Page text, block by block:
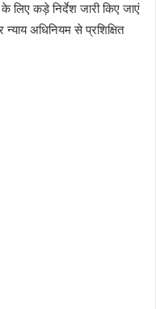
लिए कड़े निर्देश जारी किए जाएं
अधिनियम से प्रशिक्षित